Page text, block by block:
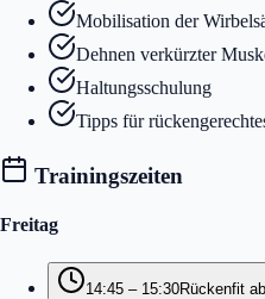
Mobilisation der
Dehnen verkürzter
Haltungsschulung
Tipps für
Trainingszeiten
Freitag
14:45 – 15:30Rückenfit